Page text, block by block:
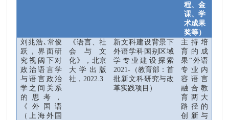
程、金
课、学
术成果
奖等）
刘兆浩､ 常俊
跃 ，界面研
究视阈下对
政治语言学
与语言政治
学之间关系
的思考，
《外国语
（上海外国
《语言、社
会与文
化》
， 北京
大学出版
社 ， 2022.3
新文科建设背景下
外语学科国别区域
学专业建设探索
2021- （教育部：首
批新文科研究与改
革实践项目）
主持培
育的成
果“外语
专业内
容语言
融合教
育两大
路径的
创新与